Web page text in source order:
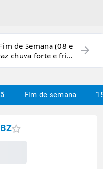
de Semana (08 e
chuva forte e frio
arrow_forward
Fim de semana